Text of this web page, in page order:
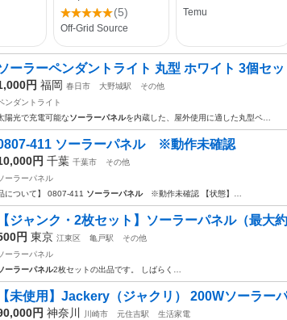
ーラーペンダントライト 丸型 ホワイト 3個セッ
円 福岡 春日市 大野城駅
その他
ンダントライト
陽光で充電可能なソーラーパネルを内蔵した、屋外使用に適した丸型ペ…
411 ソーラーパネル ※動作未確認
円 千葉 千葉市
その他
ーラーパネル
について】 0807-411 ソーラーパネル※動作未確認 【状態】…
【ジャンク・2枚セット】ソーラーパネル（最大
円 東京 江東区 亀戸駅
その他
ーラーパネル
ーラーパネル2枚セットの出品です。 しばらく…
【未使用】Jackery（ジャクリ） 200Wソーラー
円 神奈川 川崎市 元住吉駅
生活家電